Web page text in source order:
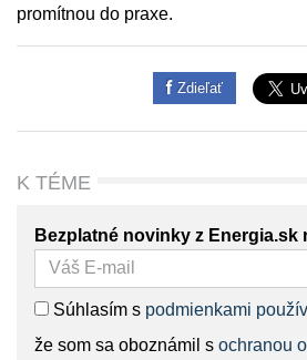
promítnou do praxe.
Zdieľať
K TÉME
Bezplatné novinky z Energia.sk
Súhlasím s podmienkami
že som sa oboznámil s ochranou